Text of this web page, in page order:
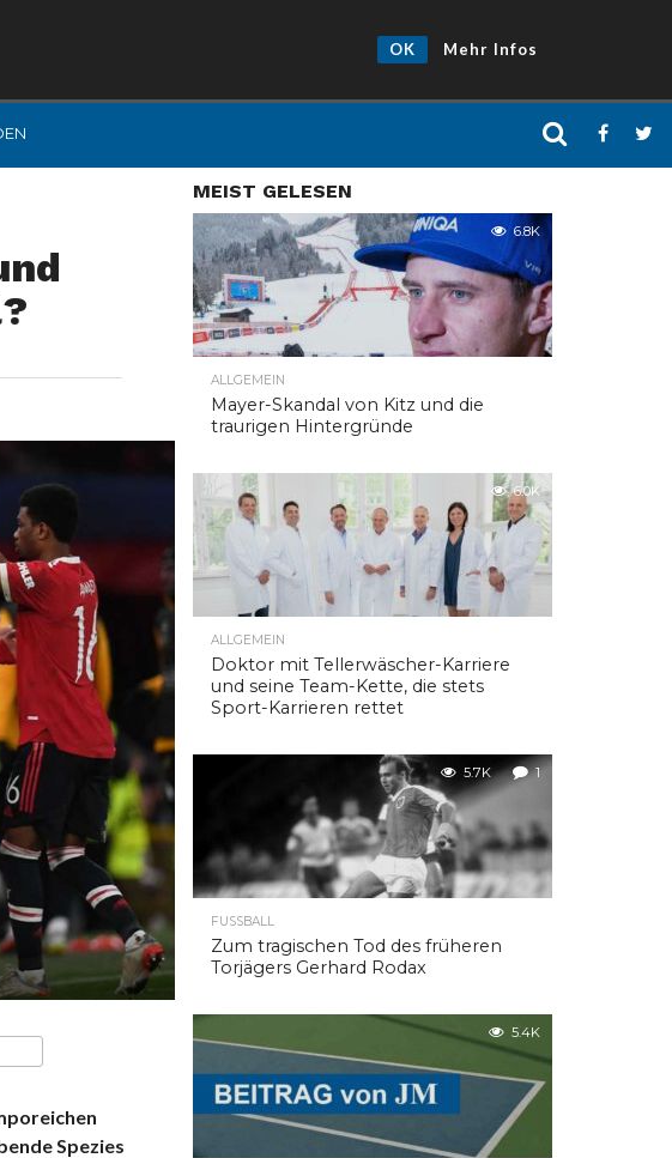
OK Mehr Infos
Spezies
MEIST GELESEN
6.8K
ALLGEMEIN
Mayer-Skandal von Kitz und die
traurigen Hintergründe
6.0K
ALLGEMEIN
Doktor mit Tellerwäscher-Karriere
und seine Team-Kette, die stets
Sport-Karrieren rettet
5.7K 1
FUSSBALL
Zum tragischen Tod des früheren
Torjägers Gerhard Rodax
5.4K